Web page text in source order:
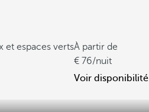
et espaces vertsÀ partir de
76/nuit
Voir disponibilité